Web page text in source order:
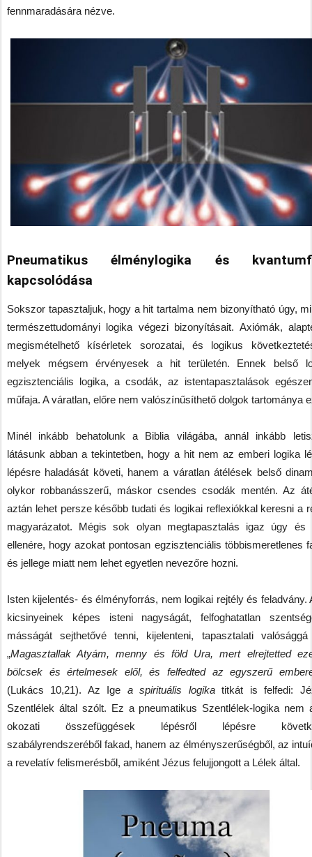
fennmaradására nézve.
Pneumatikus élménylogika és
kapcsolódása
Sokszor tapasztaljuk, hogy a hit tartalma nem bizonyítható úgy,
természettudományi logika végezi bizonyításait. Axiómák,
megismételhető kísérletek sorozatai, és logikus
melyek mégsem érvényesek a hit területén. Ennek belső
egzisztenciális logika, a csodák, az istentapasztalások
műfaja. A váratlan, előre nem valószínűsíthető dolgok tartománya
Minél inkább behatolunk a Biblia világába, annál inkább
látásunk abban a tekintetben, hogy a hit nem az emberi logika
lépésre haladását követi, hanem a váratlan átélések belső
olykor robbanásszerű, máskor csendes csodák mentén. Az
aztán lehet persze később tudati és logikai reflexiókkal keresni a
magyarázatot. Mégis sok olyan megtapasztalás igaz úgy és
ellenére, hogy azokat pontosan egzisztenciális többismeretlenes
és jellege miatt nem lehet egyetlen nevezőre hozni.
Isten kijelentés- és élményforrás, nem logikai rejtély és feladvány.
kicsinyeinek képes isteni nagyságát, felfoghatatlan
másságát sejthetővé tenni, kijelenteni, tapasztalati valósággá
„Magasztallak Atyám, menny és föld Ura, mert elrejtetted
bölcsek és értelmesek elől, és felfedted az egyszerű
(Lukács 10,21). Az Ige a spirituális logikatitkát is felfedi:
Szentlélek által szólt. Ez a pneumatikus Szentlélek-logika nem
okozati összefüggések lépésről lépésre
szabályrendszeréből fakad, hanem az élményszerűségből, az
a revelatív felismerésből, amiként Jézus felujjongott a Lélek által.